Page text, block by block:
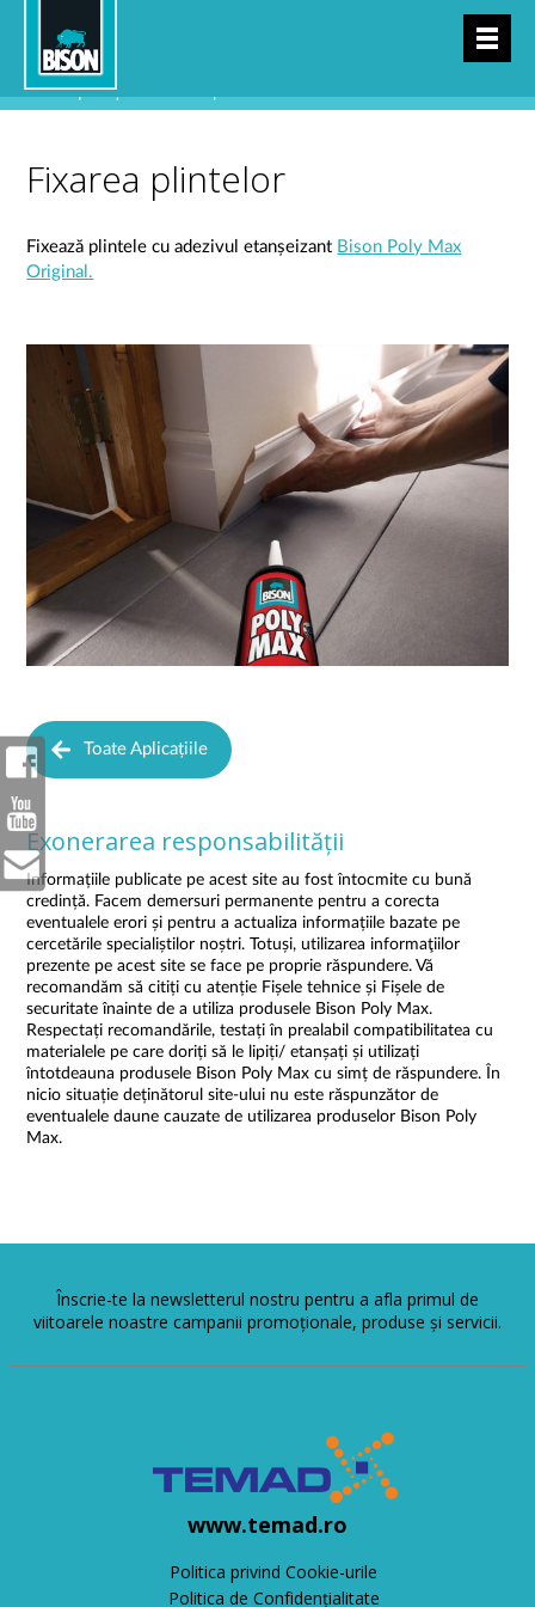
conținut
›Aplicații
Fixarea plintelor
Fixează plintele cu adezivul etanșeizant Bison Poly Max
Original.
Toate Aplicațiile
Exonerarea responsabilității
Informațiile publicate pe acest site au fost întocmite cu bună
credință. Facem demersuri permanente pentru a corecta
eventualele erori și pentru a actualiza informațiile bazate pe
cercetările specialiștilor noștri. Totuși, utilizarea informaţiilor
prezente pe acest site se face pe proprie răspundere. Vă
recomandăm să citiți cu atenție Fișele tehnice și Fișele de
securitate înainte de a utiliza produsele Bison Poly Max.
Respectați recomandările, testați în prealabil compatibilitatea cu
materialele pe care doriți să le lipiți/ etanșați și utilizați
întotdeauna produsele Bison Poly Max cu simț de răspundere. În
nicio situație deținătorul site-ului nu este răspunzător de
eventualele daune cauzate de utilizarea produselor Bison Poly
Max.
Înscrie-te la newsletterul nostru pentru a afla primul de
viitoarele noastre campanii promoționale, produse și servicii.
www.temad.ro
Politica privind Cookie-urile
Politica de Confidențialitate